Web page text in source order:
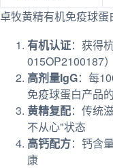
卓牧黄精有机免疫球蛋
有机认证：获得
015OP2100187
高剂量IgG：每
免疫球蛋白产品
黄精复配：传统
不从心"状态
高钙配方：钙含
康